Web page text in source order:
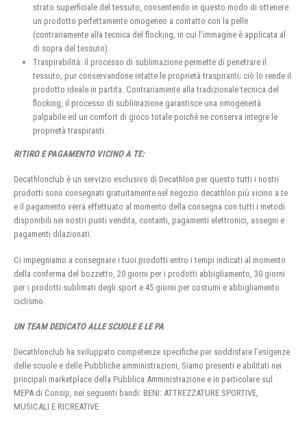
strato superficiale del tessuto, consentendo in questo modo di ottenere
un prodotto perfettamente omogeneo a contatto con la pelle
(contrariamente alla tecnica del flocking, in cui l’immagine è applicata al
di sopra del tessuto).
Traspirabilità: il processo di sublimazione permette di penetrare il
tessuto, pur conservandone intatte le proprietà traspiranti; ciò lo rende il
prodotto ideale in partita. Contrariamente alla tradizionale tecnica del
flocking, il processo di sublimazione garantisce una omogeneità
palpabile ed un comfort di gioco totale poiché ne conserva integre le
proprietà traspiranti.
RITIRO E PAGAMENTO VICINO A TE:
Decathlonclub è un servizio esclusivo di Decathlon per questo tutti i nostri
prodotti sono consegnati gratuitamente nel negozio decathlon più vicino a te
e il pagamento verrà effettuato al momento della consegna con tutti i metodi
disponibili nei nostri punti vendita, contanti, pagamenti elettronici, assegni e
pagamenti dilazionati.
Ci impegniamo a consegnare i tuoi prodotti entro i tempi indicati al momento
della conferma del bozzetto, 20 giorni per i prodotti abbigliamento, 30 giorni
per i prodotti sublimati degli sport e 45 giorni per costumi e abbigliamento
ciclismo.
UN TEAM DEDICATO ALLE SCUOLE E LE PA
Decathlonclub ha sviluppato competenze specifiche per soddisfare l’esigenze
delle scuole e delle Pubbliche amministrazioni, Siamo presenti e abilitati nei
principali marketplace della Pubblica Amministrazione e in particolare sul
MEPA di Consip, nei seguenti bandi: BENI: ATTREZZATURE SPORTIVE,
MUSICALI E RICREATIVE